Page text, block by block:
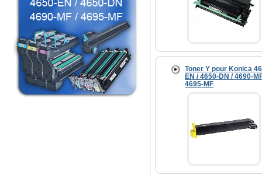
Toner Y pour Konica
EN / 4650-DN / 4690-
4695-MF